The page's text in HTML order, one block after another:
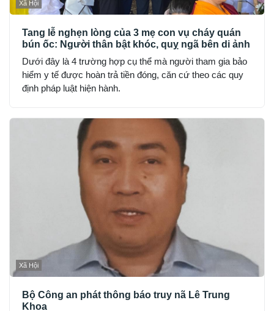
Xã Hội
Tang lễ nghẹn lòng của 3 mẹ con vụ cháy quán
bún ốc: Người thân bật khóc, quỵ ngã bên di ảnh
Dưới đây là 4 trường hợp cụ thể mà người tham gia bảo
hiểm y tế được hoàn trả tiền đóng, căn cứ theo các quy
định pháp luật hiện hành.
Xã Hội
Bộ Công an phát thông báo truy nã Lê Trung
Khoa